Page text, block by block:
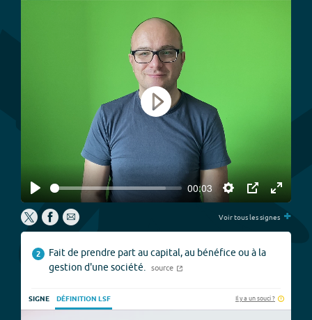
Play
00:03
Settings
PIP
Enter
Play
Voir tous les signes +
2
Fait de prendre part au capital, au bénéfice ou à la
gestion d'une société.
source
SIGNE DÉFINITION LSF Il y a un souci ?